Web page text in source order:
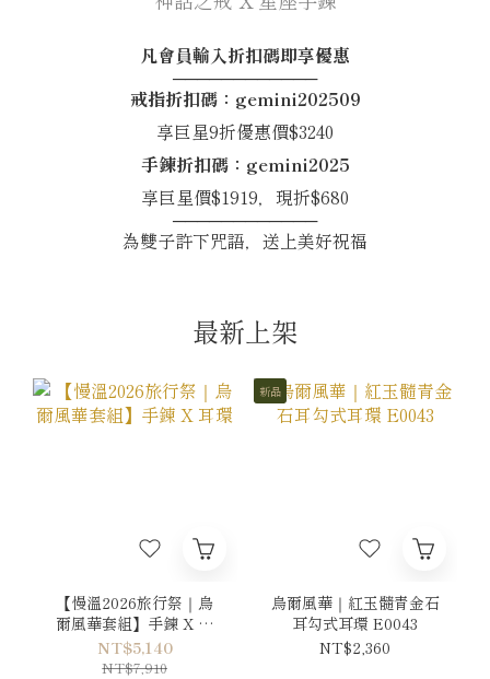
凡會員輸入折扣碼即享優惠
────────────
戒指折扣碼：gemini202509
享巨星9折優惠價$3240
手鍊折扣碼：gemini2025
享巨星價$1919，現折$680
────────────
為雙子許下咒語，送上美好祝福
最新上架
【慢溫2026旅行祭｜烏
爾風華套組】手鍊 X 耳
環
NT$5,140
NT$7,910
新品
烏爾風華｜紅玉髓青金石
耳勾式耳環 E0043
NT$2,360